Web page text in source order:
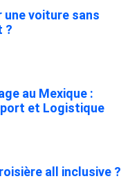
une voiture sans
?
au Mexique :
et Logistique
all inclusive ?